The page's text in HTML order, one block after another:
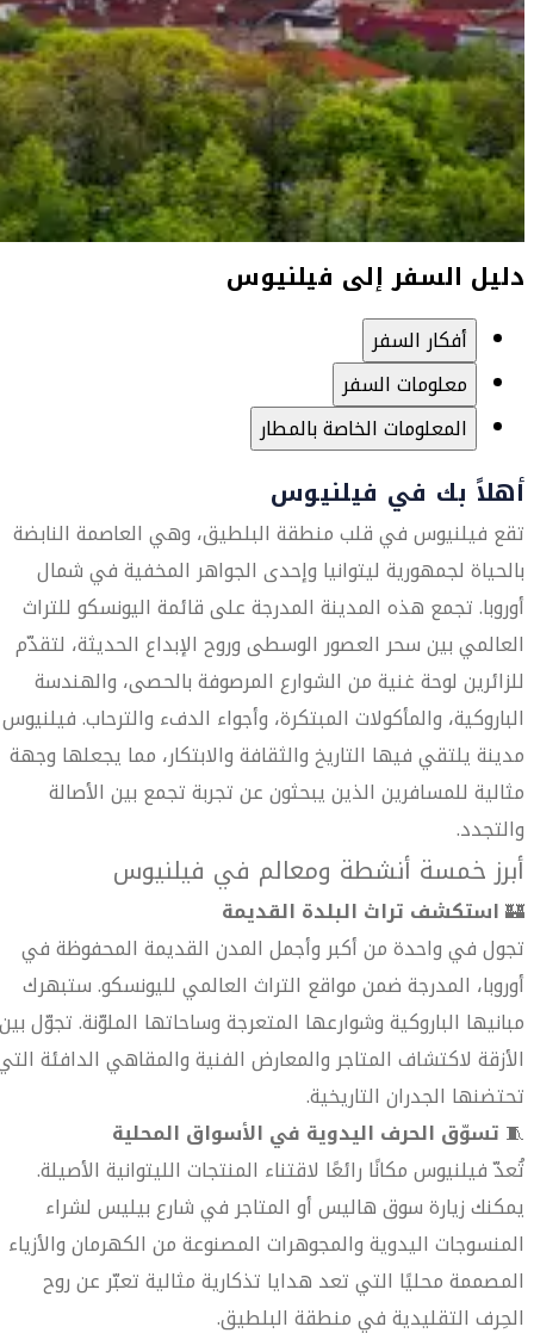
دليل السفر إلى فيلنيوس
أفكار السفر
معلومات السفر
المعلومات الخاصة بالمطار
أهلاً بك في فيلنيوس
تقع فيلنيوس في قلب منطقة البلطيق، وهي العاصمة النابضة
بالحياة لجمهورية ليتوانيا وإحدى الجواهر المخفية في شمال
أوروبا. تجمع هذه المدينة المدرجة على قائمة اليونسكو للتراث
العالمي بين سحر العصور الوسطى وروح الإبداع الحديثة، لتقدّم
للزائرين لوحة غنية من الشوارع المرصوفة بالحصى، والهندسة
الباروكية، والمأكولات المبتكرة، وأجواء الدفء والترحاب. فيلنيوس
مدينة يلتقي فيها التاريخ والثقافة والابتكار، مما يجعلها وجهة
مثالية للمسافرين الذين يبحثون عن تجربة تجمع بين الأصالة
والتجدد.
أبرز خمسة أنشطة ومعالم في فيلنيوس
🏰استكشف تراث البلدة القديمة
تجول في واحدة من أكبر وأجمل المدن القديمة المحفوظة في
أوروبا، المدرجة ضمن مواقع التراث العالمي لليونسكو. ستبهرك
مبانيها الباروكية وشوارعها المتعرجة وساحاتها الملوّنة. تجوّل بين
الأزقة لاكتشاف المتاجر والمعارض الفنية والمقاهي الدافئة
تحتضنها الجدران التاريخية.
🧵 تسوّق الحرف اليدوية في الأسواق المحلية
تُعدّ فيلنيوس مكانًا رائعًا لاقتناء المنتجات الليتوانية الأصيلة.
يمكنك زيارة سوق هاليس أو المتاجر في شارع بيليس لشراء
المنسوجات اليدوية والمجوهرات المصنوعة من الكهرمان والأزياء
المصممة محليًا التي تعد هدايا تذكارية مثالية تعبّر عن روح
الحِرف التقليدية في منطقة البلطيق.